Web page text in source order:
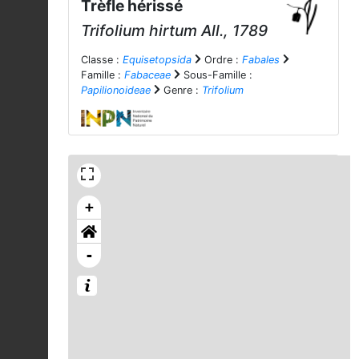
Trèfle hérissé
Trifolium hirtum All., 1789
Classe : Equisetopsida Ordre : Fabales
Famille : Fabaceae
Sous-Famille :
Papilionoideae
Genre : Trifolium
+
-